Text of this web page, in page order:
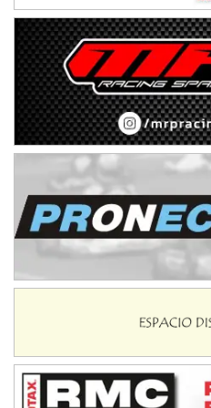
08/09-AGO
IAME SERIES ARGENTINA 6
Ramiro Tot (Asfalto)
Baradero (Buenos Aires)
KDO - F6
Ciudad de Trenque Lauquen (Asfalto)
Trenque Lauquen (Buenos Aires)
ENTRERRIANO - F6 (POSTERGADA)
Parque de la Velocidad (Asfalto)
Villaguay (Entre Ríos)
VICTORIENSE - F7
Victoria (Entre Ríos)
CSK - F7
Juventud Unida (Tierra)